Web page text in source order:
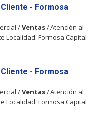
- Formosa
/Ventas/ Atención al
Localidad: Formosa Capital
- Formosa
/Ventas/ Atención al
Localidad: Formosa Capital